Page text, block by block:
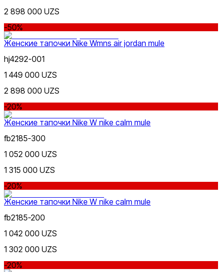
2 898 000 UZS
-50%
Женские тапочки Nike Wmns air jordan mule
hj4292-001
1 449 000 UZS
2 898 000 UZS
-20%
Женские тапочки Nike W nike calm mule
fb2185-300
1 052 000 UZS
1 315 000 UZS
-20%
Женские тапочки Nike W nike calm mule
fb2185-200
1 042 000 UZS
1 302 000 UZS
-20%